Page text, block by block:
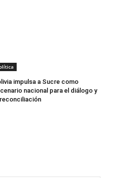
impulsa a Sucre como
nacional para el diálogo y